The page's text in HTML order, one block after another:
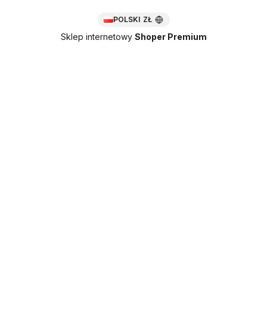
POLSKI ZŁ
Sklep internetowy Shoper Premium